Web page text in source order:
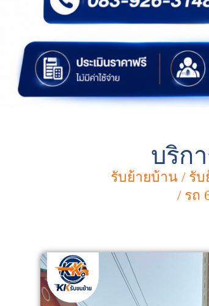
บริก
รับย้ายบ้าน / รั
/ รถ